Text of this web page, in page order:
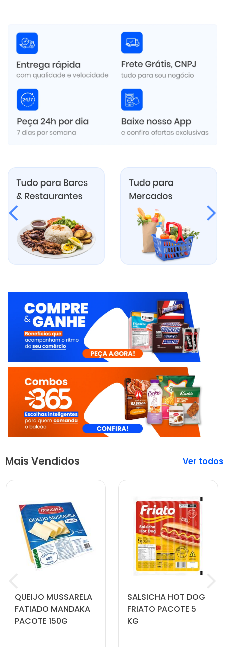
Mais Vendidos
QUEIJO MUSSARELA
FATIADO MANDAKA
PACOTE 150G
SALSICHA HOT DOG
FRIATO PACOTE 5
KG